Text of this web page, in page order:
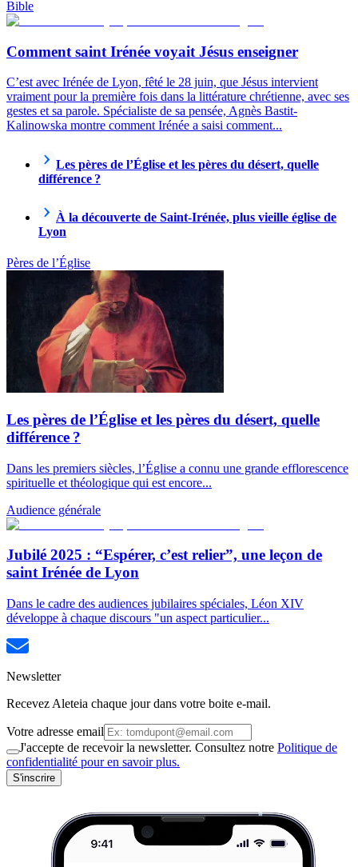
Bible
Comment saint Irénée voyait Jésus enseigner
C’est avec Irénée de Lyon, fêté le 28 juin, que Jésus intervient
vraiment pour la première fois dans la littérature chrétienne, avec ses
gestes et sa parole. Spécialiste de sa pensée, Agnès Bastit-
Kalinowska montre comment Irénée a saisi comment...
Les pères de l’Église et les pères du désert, quelle
différence ?
À la découverte de Saint-Irénée, plus vieille église de
Lyon
Pères de l’Église
Les pères de l’Église et les pères du désert, quelle
différence ?
Dans les premiers siècles, l’Église a connu une grande efflorescence
spirituelle et théologique qui est encore...
Audience générale
Jubilé 2025 : “Espérer, c’est relier”, une leçon de
saint Irénée de Lyon
Dans le cadre des audiences jubilaires spéciales, Léon XIV
développe à chaque discours "un aspect particulier...
Newsletter
Recevez Aleteia chaque jour dans votre boite e-mail.
Votre adresse email
J'accepte de recevoir la newsletter. Consultez notre Politique de
confidentialité pour en savoir plus.
S'inscrire